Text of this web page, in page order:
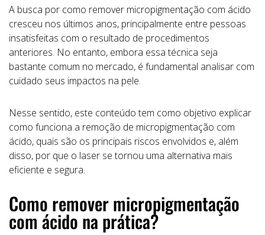
A busca por como remover micropigmentação com ácido
cresceu nos últimos anos, principalmente entre pessoas
insatisfeitas com o resultado de procedimentos
anteriores. No entanto, embora essa técnica seja
bastante comum no mercado, é fundamental analisar com
cuidado seus impactos na pele.
Nesse sentido, este conteúdo tem como objetivo explicar
como funciona a remoção de micropigmentação com
ácido, quais são os principais riscos envolvidos e, além
disso, por que o laser se tornou uma alternativa mais
eficiente e segura.
Como remover micropigmentação
com ácido na prática?